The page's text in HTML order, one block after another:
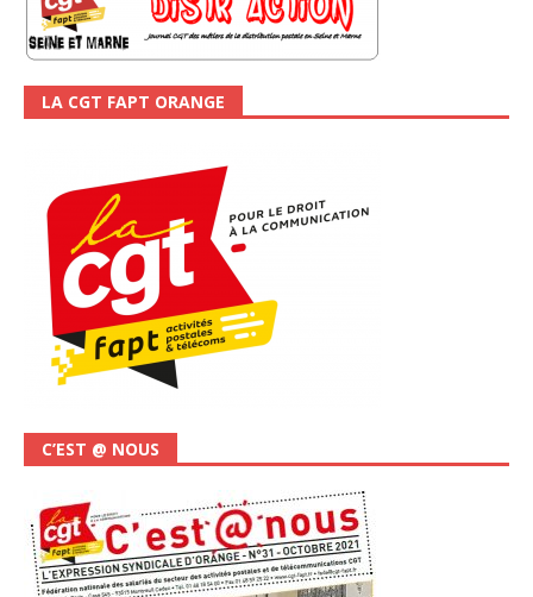
LA CGT FAPT ORANGE
C’EST @ NOUS